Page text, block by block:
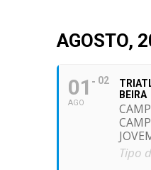
AGOSTO,
01
AGO
02
BEIRA
Tipo